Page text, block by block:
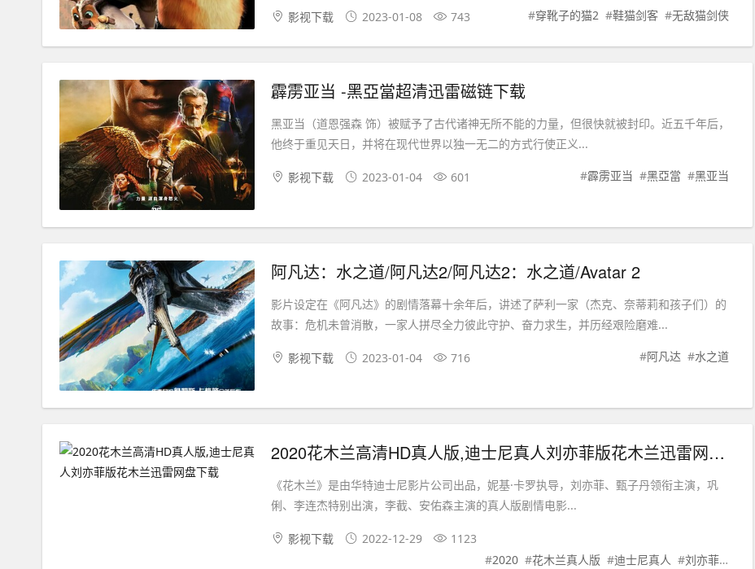
影视下载 2023-01-08 743 #穿靴子的猫2 #鞋猫剑客 #无敌猫剑侠
霹雳亚当 -黑亞當超清迅雷磁链下载
黑亚当（道恩强森 饰）被赋予了古代诸神无所不能的力量，但很快就被封印。近五千年后，
他终于重见天日，并将在现代世界以独一无二的方式行使正义...
影视下载 2023-01-04 601 #霹雳亚当 #黑亞當 #黑亚当
阿凡达：水之道/阿凡达2/阿凡达2：水之道/Avatar 2
影片设定在《阿凡达》的剧情落幕十余年后，讲述了萨利一家（杰克、奈蒂莉和孩子们）的
故事：危机未曾消散，一家人拼尽全力彼此守护、奋力求生，并历经艰险磨难...
影视下载 2023-01-04 716 #阿凡达 #水之道
2020花木兰高清HD真人版,迪士尼真人刘亦菲版花木兰迅雷网盘下载
《花木兰》是由华特迪士尼影片公司出品，妮基·卡罗执导，刘亦菲、甄子丹领衔主演，巩
俐、李连杰特别出演，李截、安佑森主演的真人版剧情电影...
影视下载 2022-12-29
1123
#2020 #花木兰真人版 #迪士尼真人 #刘亦菲版花木兰